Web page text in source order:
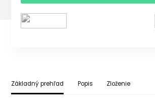
Základný prehľad Popis Zloženie